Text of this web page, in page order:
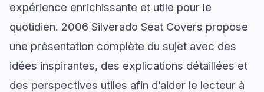
expérience enrichissante et utile pour le
quotidien. 2006 Silverado Seat Covers propose
une présentation complète du sujet avec des
idées inspirantes, des explications détaillées et
des perspectives utiles afin d’aider le lecteur à